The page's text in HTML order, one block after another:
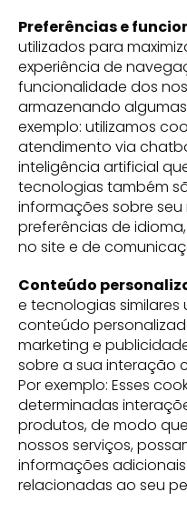
Preferências e
utilizados para
experiência de
funcionalidade dos
armazenando
exemplo: utilizamos
atendimento via
inteligência artificial
tecnologias também
informações sobre
preferências de
no site e de
Conteúdo
e tecnologias
conteúdo
marketing e
sobre a sua interação
Por exemplo: Esses
determinadas
produtos, de modo
nossos serviços,
informações
relacionadas ao seu